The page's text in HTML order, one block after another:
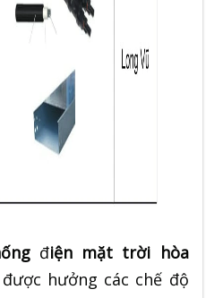
điện mặt trời hòa
hưởng các chế độ